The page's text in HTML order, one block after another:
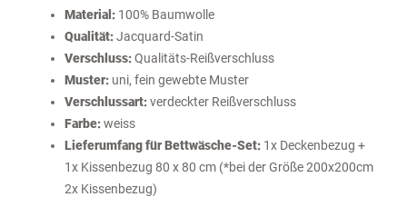
Material: 100% Baumwolle
Qualität:Jacquard-Satin
Verschluss:Qualitäts-Reißverschluss
Muster: uni, fein gewebte Muster
Verschlussart:verdeckter Reißverschluss
Farbe:weiss
Lieferumfang für Bettwäsche-Set: 1x Deckenbezug +
1x Kissenbezug 80 x 80 cm (*bei der Größe 200x200cm
2x Kissenbezug)